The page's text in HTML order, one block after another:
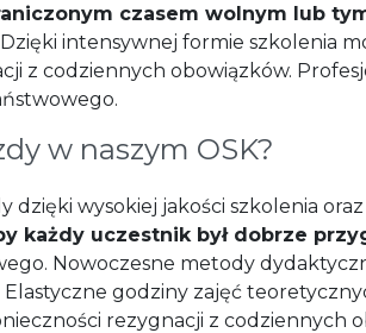
czasem wolnym lub
Dzięki intensywnej formie szkolenia
z codziennych obowiązków.
w naszym OSK?
dzięki wysokiej jakości szkolenia
każdy uczestnik był dobrze
Nowoczesne metody
godziny zajęć
rezygnacji z codziennych